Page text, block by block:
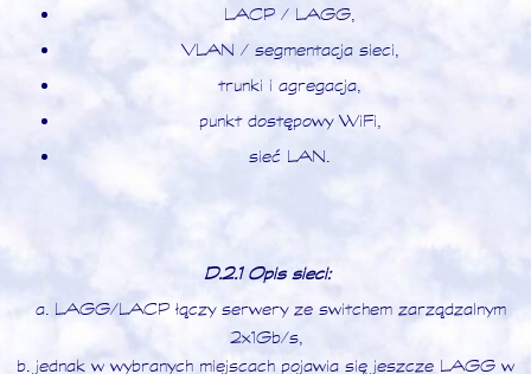
LACP / LAGG,
VLAN / segmentacja sieci,
trunki i agregacja,
punkt dostępowy WiFi,
sieć LAN.
D.2.1 Opis sieci:
a. LAGG/LACP łączy serwery ze switchem zarządzalnym
2x1Gb/s,
b. jednak w wybranych miejscach pojawia się jeszcze LAGG w